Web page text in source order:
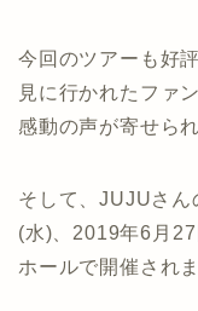
今回のツアーも好
見に行かれたファ
感動の声が寄せら
そして、JUJUさん
(水)、2019年6月
ホールで開催されま